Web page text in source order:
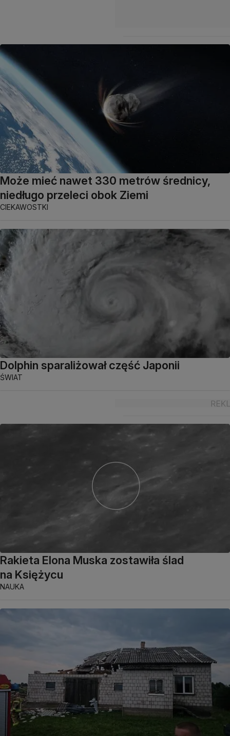
Może mieć nawet 330 metrów średnicy,
niedługo przeleci obok Ziemi
CIEKAWOSTKI
Dolphin sparaliżował część Japonii
ŚWIAT
Rakieta Elona Muska zostawiła ślad
na Księżycu
NAUKA